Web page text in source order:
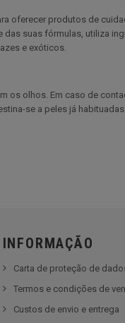
oferecer produtos de
das suas fórmulas, utiliza
e exóticos.
os olhos. Em caso de
se a peles já
INFORMAÇÃO
Carta de proteção de
Termos e condições de
Custos de envio e entrega